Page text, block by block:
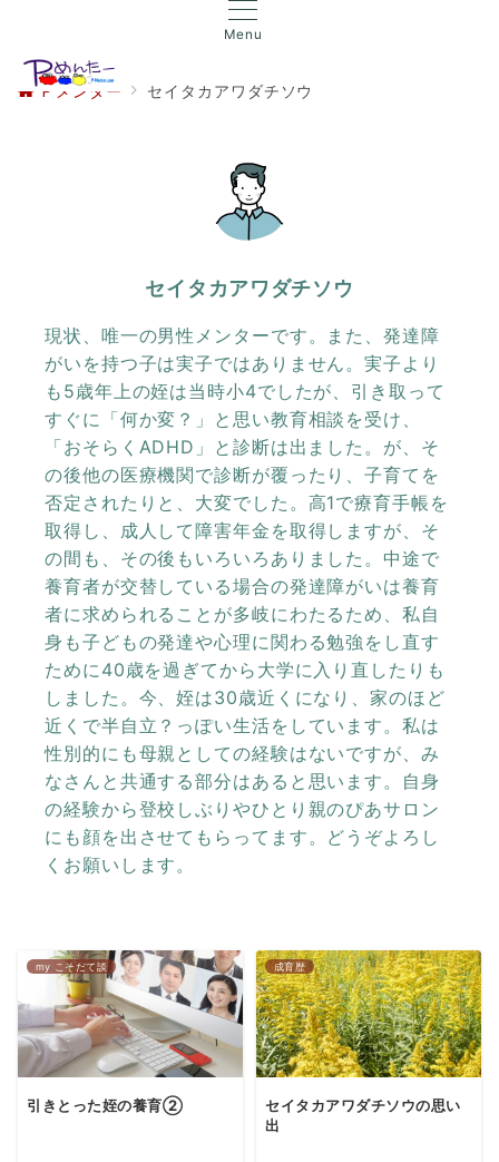
Menu
Ｐメンター セイタカアワダチソウ
セイタカアワダチソウ
現状、唯一の男性メンターです。また、発達障
がいを持つ子は実子ではありません。実子より
も5歳年上の姪は当時小4でしたが、引き取って
すぐに「何か変？」と思い教育相談を受け、
「おそらくADHD」と診断は出ました。が、そ
の後他の医療機関で診断が覆ったり、子育てを
否定されたりと、大変でした。高1で療育手帳を
取得し、成人して障害年金を取得しますが、そ
の間も、その後もいろいろありました。中途で
養育者が交替している場合の発達障がいは養育
者に求められることが多岐にわたるため、私自
身も子どもの発達や心理に関わる勉強をし直す
ために40歳を過ぎてから大学に入り直したりも
しました。今、姪は30歳近くになり、家のほど
近くで半自立？っぽい生活をしています。私は
性別的にも母親としての経験はないですが、み
なさんと共通する部分はあると思います。自身
の経験から登校しぶりやひとり親のぴあサロン
にも顔を出させてもらってます。どうぞよろし
くお願いします。
my こそだて談
引きとった姪の養育②
成育歴
セイタカアワダチソウの思い
出